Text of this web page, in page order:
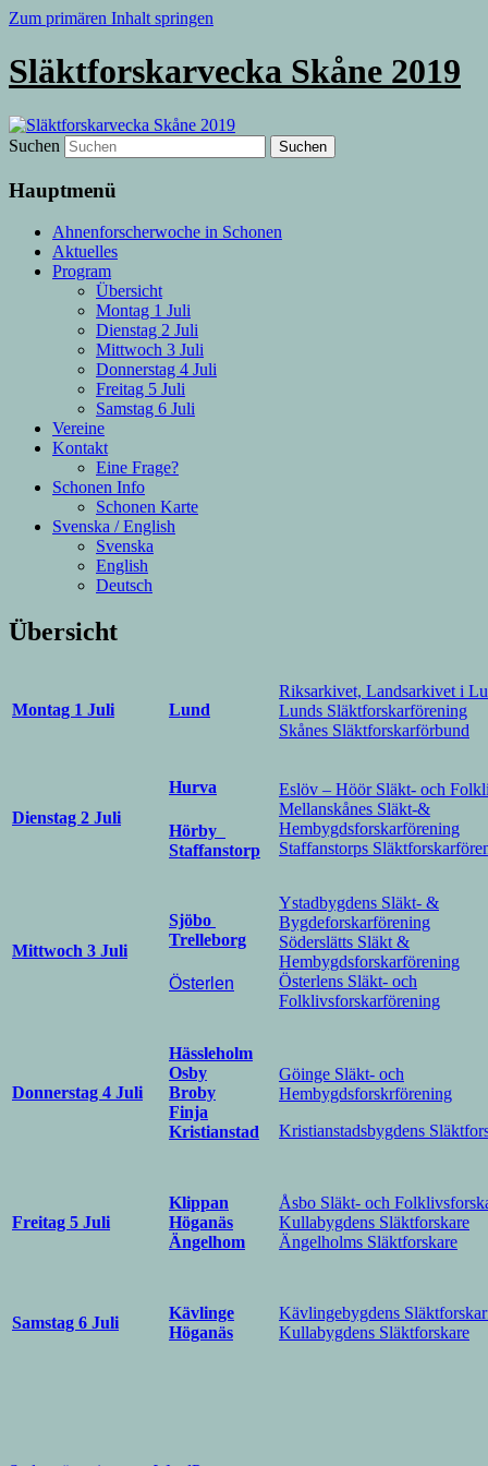
Zum primären Inhalt springen
Släktforskarvecka Skåne 2019
Suchen
Hauptmenü
Ahnenforscherwoche in Schonen
Aktuelles
Program
Übersicht
Montag 1 Juli
Dienstag 2 Juli
Mittwoch 3 Juli
Donnerstag 4 Juli
Freitag 5 Juli
Samstag 6 Juli
Vereine
Kontakt
Eine Frage?
Schonen Info
Schonen Karte
Svenska / English
Svenska
English
Deutsch
Übersicht
Montag 1 Juli Lund
Riksarkivet, Landsarkivet i
Lunds Släktforskarförening
Skånes Släktforskarförbund
Dienstag 2 Juli
Hurva
Hörby
Staffanstorp
Eslöv – Höör Släkt- och
Mellanskånes Släkt-&
Hembygdsforskarförening
Staffanstorps
Mittwoch 3 Juli
Sjöbo
Trelleborg
Österlen
Ystadbygdens Släkt- &
Bygdeforskarförening
Söderslätts Släkt &
Hembygdsforskarförening
Österlens Släkt- och
Folklivsforskarförening
Donnerstag 4 Juli
Hässleholm
Osby
Broby
Finja
Kristianstad
Göinge Släkt- och
Hembygdsforskrförening
Kristianstadsbygdens
Freitag 5 Juli
Klippan
Höganäs
Ängelhom
Åsbo Släkt- och
Kullabygdens Släktforskare
Ängelholms Släktforskare
Samstag 6 Juli
Kävlinge
Höganäs
Kävlingebygdens
Kullabygdens Släktforskare